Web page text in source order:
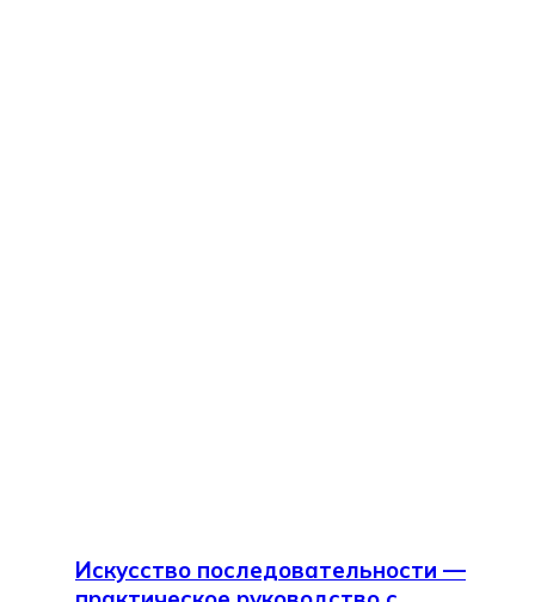
Искусство последовательности —